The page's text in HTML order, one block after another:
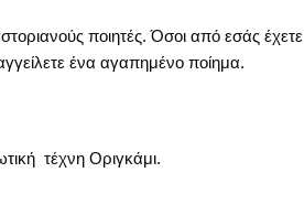
ποιητές. Όσοι από εσάς έχετε
ένα αγαπημένο ποίημα.
τέχνη Οριγκάμι.